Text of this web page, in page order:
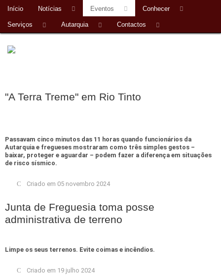
Início Notícias Eventos Conhecer
Serviços Autarquia Contactos
"A Terra Treme" em Rio Tinto
Passavam cinco minutos das 11 horas quando funcionários da
Autarquia e fregueses mostraram como três simples gestos –
baixar, proteger e aguardar – podem fazer a diferença em situações
de risco sísmico.
Criado em 05 novembro 2024
Junta de Freguesia toma posse
administrativa de terreno
Limpe os seus terrenos. Evite coimas e incêndios.
Criado em 19 julho 2024